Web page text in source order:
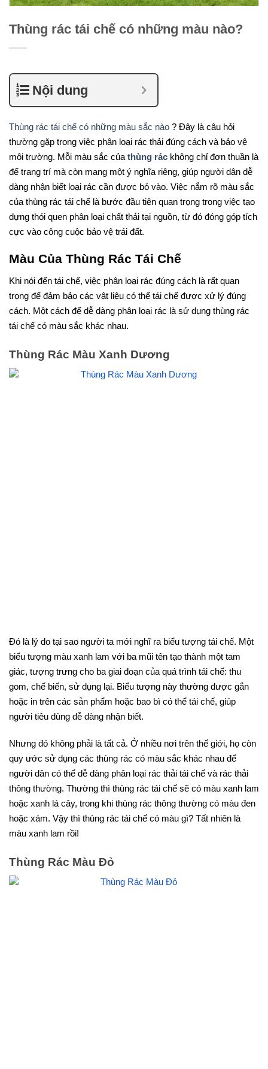
Thùng rác tái chế có những màu nào?
Nội dung
Thùng rác tái chế có những màu sắc nào ? Đây là câu hỏi
thường gặp trong việc phân loại rác thải đúng cách và bảo vệ
môi trường. Mỗi màu sắc của thùng rác không chỉ đơn thuần là
để trang trí mà còn mang một ý nghĩa riêng, giúp người dân dễ
dàng nhận biết loại rác cần được bỏ vào. Việc nắm rõ màu sắc
của thùng rác tái chế là bước đầu tiên quan trọng trong việc tạo
dựng thói quen phân loại chất thải tại nguồn, từ đó đóng góp tích
cực vào công cuộc bảo vệ trái đất.
Màu Của Thùng Rác Tái Chế
Khi nói đến tái chế, việc phân loại rác đúng cách là rất quan
trọng để đảm bảo các vật liệu có thể tái chế được xử lý đúng
cách. Một cách để dễ dàng phân loại rác là sử dụng thùng rác
tái chế có màu sắc khác nhau.
Thùng Rác Màu Xanh Dương
Đó là lý do tại sao người ta mới nghĩ ra biểu tượng tái chế. Một
biểu tượng màu xanh lam với ba mũi tên tạo thành một tam
giác, tượng trưng cho ba giai đoạn của quá trình tái chế: thu
gom, chế biến, sử dụng lại. Biểu tượng này thường được gắn
hoặc in trên các sản phẩm hoặc bao bì có thể tái chế, giúp
người tiêu dùng dễ dàng nhận biết.
Nhưng đó không phải là tất cả. Ở nhiều nơi trên thế giới, họ còn
quy ước sử dụng các thùng rác có màu sắc khác nhau để
người dân có thể dễ dàng phân loại rác thải tái chế và rác thải
thông thường. Thường thì thùng rác tái chế sẽ có màu xanh lam
hoặc xanh lá cây, trong khi thùng rác thông thường có màu đen
hoặc xám. Vậy thì thùng rác tái chế có màu gì? Tất nhiên là
màu xanh lam rồi!
Thùng Rác Màu Đỏ